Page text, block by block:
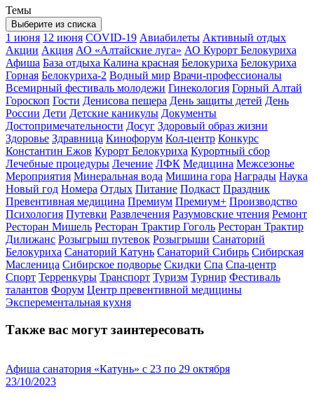
Темы
Выберите из списка
1 июня 12 июня COVID-19 Авиабилеты Активный отдых
Акции Акция АО «Алтайские луга» АО Курорт Белокуриха
Афиша База отдыха Калина красная Белокуриха Белокуриха
Горная Белокуриха-2 Водный мир Врачи-профессионалы
Всемирный фестиваль молодежи Гинекология Горный Алтай
Гороскоп Гости Денисова пещера День защиты детей День
России Дети Детские каникулы Документы
Достопримечательности Досуг Здоровый образ жизни
Здоровье Здравница Кинофорум Кол-центр Конкурс
Константин Ежов Курорт Белокуриха Курортный сбор
Лечебные процедуры Лечение ЛФК Медицина Межсезонье
Мероприятия Минеральная вода Мишина гора Награды Наука
Новый год Номера Отдых Питание Подкаст Праздник
Превентивная медицина Премиум Премиум+ Производство
Психология Путевки Развлечения Разумовские чтения Ремонт
Ресторан Мишель Ресторан Трактир Гоголь Ресторан Трактир
Дилижанс Розыгрыш путевок Розыгрыши Санаторий
Белокуриха Санаторий Катунь Санаторий Сибирь Сибирская
Масленица Сибирское подворье Скидки Спа Спа-центр
Спорт Терренкуры Транспорт Туризм Турнир Фестиваль
талантов Форум Центр превентивной медицины
Эксперементальная кухня
Также вас могут заинтересовать
Афиша санатория «Катунь» с 23 по 29 октября
23/10/2023